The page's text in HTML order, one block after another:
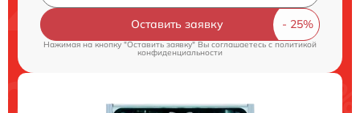
Оставить заявку
Нажимая на кнопку "Оставить заявку" Вы соглашаетесь c политикой
конфиденциальности